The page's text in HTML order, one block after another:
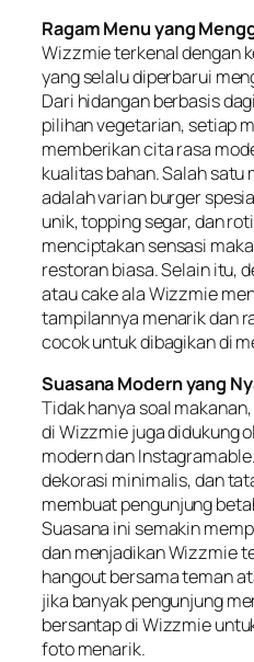
Ragam Menu yang
Wizzmie terkenal dengan
yang selalu diperbarui
Dari hidangan berbasis
pilihan vegetarian, setiap
memberikan cita rasa
kualitas bahan. Salah
adalah varian burger
unik, topping segar, dan
menciptakan sensasi
restoran biasa. Selain itu,
atau cake ala Wizzmie
tampilannya menarik dan
cocok untuk dibagikan di
Suasana Modern yang
Tidak hanya soal
di Wizzmie juga didukung
modern dan
dekorasi minimalis, dan
membuat pengunjung
Suasana ini semakin
dan menjadikan Wizzmie
hangout bersama teman
jika banyak pengunjung
bersantap di Wizzmie
foto menarik.